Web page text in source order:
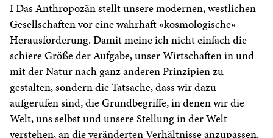
I Das Anthropozän stellt unsere modernen, westlichen
Gesellschaften vor eine wahrhaft »kosmologische«
Herausforderung. Damit meine ich nicht einfach die
schiere Größe der Aufgabe, unser Wirtschaften in und
mit der Natur nach ganz anderen Prinzipien zu
gestalten, sondern die Tatsache, dass wir dazu
aufgerufen sind, die Grundbegriffe, in denen wir die
Welt, uns selbst und unsere Stellung in der Welt
verstehen, an die veränderten Verhältnisse anzupassen.